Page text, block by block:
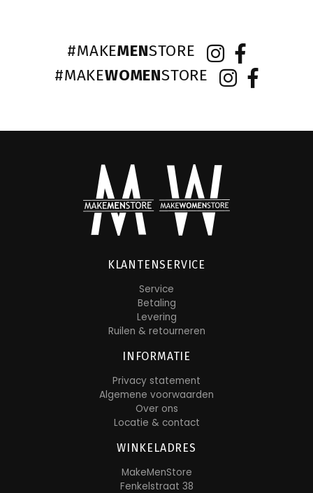
#MAKEMENSTORE
#MAKEWOMENSTORE
KLANTENSERVICE
Service
Betaling
Levering
Ruilen & retourneren
INFORMATIE
Privacy statement
Algemene voorwaarden
Over ons
Locatie & contact
WINKELADRES
MakeMenStore
Fenkelstraat 38